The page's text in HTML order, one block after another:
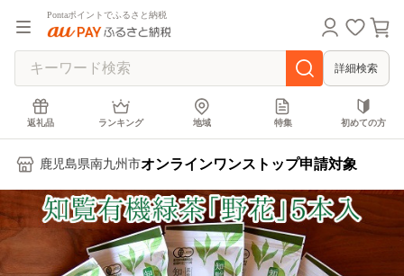
Pontaポイントでふるさと納税
詳細検索
返礼品 ランキング 地域 特集 初めての方
鹿児島県南九州市オンラインワンストップ申請対象